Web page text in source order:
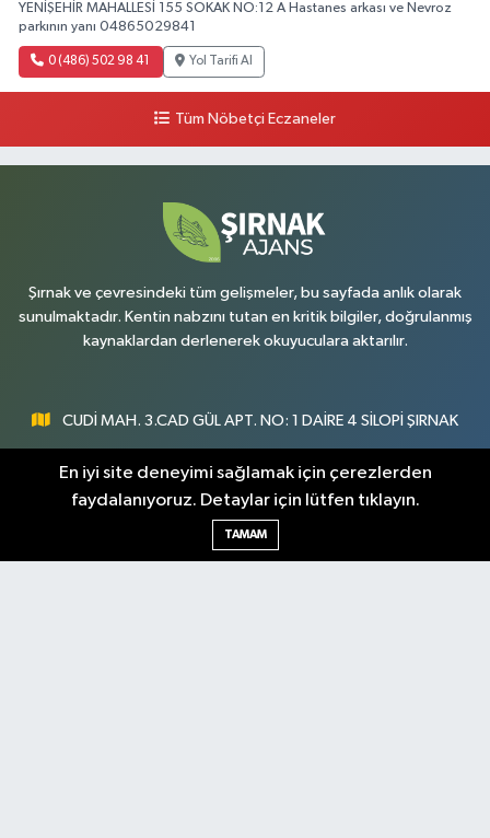
YENİŞEHİR MAHALLESİ 155 SOKAK NO:12 A Hastanes arkası ve Nevroz
parkının yanı 04865029841
0 (486) 502 98 41 Yol Tarifi Al
Tüm Nöbetçi Eczaneler
Şırnak ve çevresindeki tüm gelişmeler, bu sayfada anlık olarak
sunulmaktadır. Kentin nabzını tutan en kritik bilgiler, doğrulanmış
kaynaklardan derlenerek okuyuculara aktarılır.
CUDİ MAH. 3.CAD GÜL APT. NO: 1 DAİRE 4 SİLOPİ ŞIRNAK
0547 300 73 73
[email protected]
En iyi site deneyimi sağlamak için çerezlerden
faydalanıyoruz. Detaylar için lütfen tıklayın.
TAMAM